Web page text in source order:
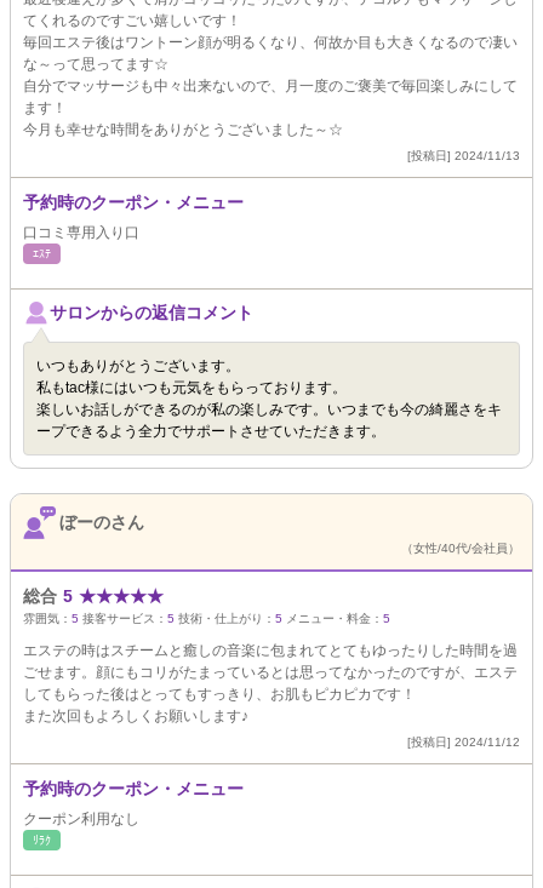
てくれるのですごい嬉しいです！
毎回エステ後はワントーン顔が明るくなり、何故か目も大きくなるので凄い
な～って思ってます☆
自分でマッサージも中々出来ないので、月一度のご褒美で毎回楽しみにして
ます！
今月も幸せな時間をありがとうございました～☆
[投稿日] 2024/11/13
予約時のクーポン・メニュー
口コミ専用入り口
ｴｽﾃ
サロンからの返信コメント
いつもありがとうございます。
私もtac様にはいつも元気をもらっております。
楽しいお話しができるのが私の楽しみです。いつまでも今の綺麗さをキ
ープできるよう全力でサポートさせていただきます。
ぼーのさん
（女性/40代/会社員）
総合 5 ★★★★★
雰囲気： 5 接客サービス： 5 技術・仕上がり： 5 メニュー・料金： 5
エステの時はスチームと癒しの音楽に包まれてとてもゆったりした時間を過
ごせます。顔にもコリがたまっているとは思ってなかったのですが、エステ
してもらった後はとってもすっきり、お肌もピカピカです！
また次回もよろしくお願いします♪
[投稿日] 2024/11/12
予約時のクーポン・メニュー
クーポン利用なし
ﾘﾗｸ